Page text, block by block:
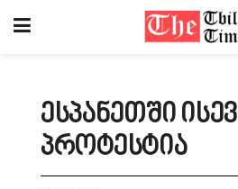
ესპანეთში ისევ
პროტესტია